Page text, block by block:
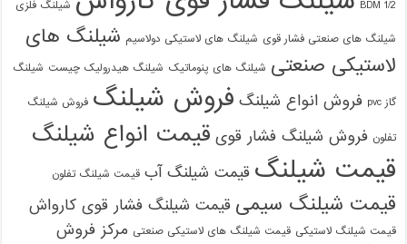
1/2 BDM شیلنگ فلزی
شیلنگ های صنعتی فشار قوی شیلنگ های لاستیکی دولاسیم شیلنگ های
لاستیکی صنعتی شیلنگ های پنوماتیک شیلنگ هیدرولیک چیست شیلنگ
گاز pvc فروش انواع شیلنگ فروش شیلنگ فروش شیلنگ
تفلون فروش شیلنگ فشار قوی قیمت انواع شیلنگ
قیمت شیلنگ قیمت شیلنگ آب قیمت شیلنگ تفلون
قیمت شیلنگ سیمی قیمت شیلنگ فشار قوی کارواش
قیمت شیلنگ لاستیکی قیمت شیلنگ های لاستیکی صنعتی مرکز فروش